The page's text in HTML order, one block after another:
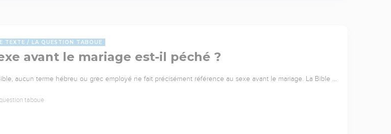
TEXTE LA QUESTION TABOUE
avant le mariage est-il péché ?
aucun terme hébreu ou grec employé ne fait précisément référence au sexe avant le mariage. La Bible …
taboue